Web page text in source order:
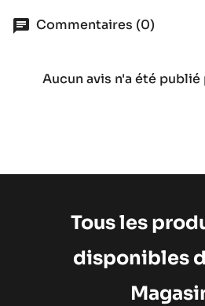
Commentaires (0)
Aucun avis n'a été
Tous les
disponibles